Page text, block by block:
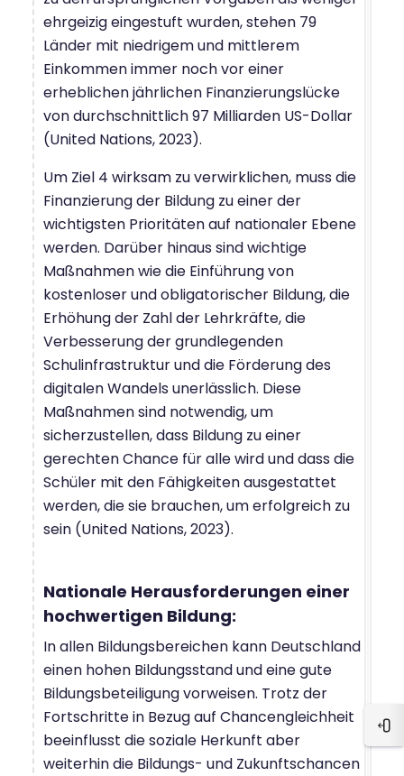
ehrgeizig eingestuft wurden, stehen 79
Länder mit niedrigem und mittlerem
Einkommen immer noch vor einer
erheblichen jährlichen Finanzierungslücke
von durchschnittlich 97 Milliarden US-Dollar
(United Nations, 2023).
Um Ziel 4 wirksam zu verwirklichen, muss die
Finanzierung der Bildung zu einer der
wichtigsten Prioritäten auf nationaler Ebene
werden. Darüber hinaus sind wichtige
Maßnahmen wie die Einführung von
kostenloser und obligatorischer Bildung, die
Erhöhung der Zahl der Lehrkräfte, die
Verbesserung der grundlegenden
Schulinfrastruktur und die Förderung des
digitalen Wandels unerlässlich. Diese
Maßnahmen sind notwendig, um
sicherzustellen, dass Bildung zu einer
gerechten Chance für alle wird und dass die
Schüler mit den Fähigkeiten ausgestattet
werden, die sie brauchen, um erfolgreich zu
sein (United Nations, 2023).
Nationale Herausforderungen einer
hochwertigen Bildung:
In allen Bildungsbereichen kann Deutschland
einen hohen Bildungsstand und eine gute
Bildungsbeteiligung vorweisen. Trotz der
Fortschritte in Bezug auf Chancengleichheit
beeinflusst die soziale Herkunft aber
weiterhin die Bildungs- und Zukunftschancen